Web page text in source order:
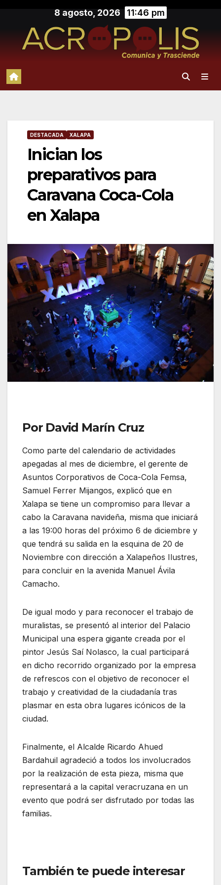
contenido
8 agosto, 2026 11:46 pm
DESTACADA XALAPA
Inician los
preparativos para
Caravana Coca-Cola
en Xalapa
Por David Marín Cruz
Como parte del calendario de actividades
apegadas al mes de diciembre, el gerente de
Asuntos Corporativos de Coca-Cola Femsa,
Samuel Ferrer Mijangos, explicó que en
Xalapa se tiene un compromiso para llevar a
cabo la Caravana navideña, misma que iniciará
a las 19:00 horas del próximo 6 de diciembre y
que tendrá su salida en la esquina de 20 de
Noviembre con dirección a Xalapeños Ilustres,
para concluir en la avenida Manuel Ávila
Camacho.
De igual modo y para reconocer el trabajo de
muralistas, se presentó al interior del Palacio
Municipal una espera gigante creada por el
pintor Jesús Saí Nolasco, la cual participará
en dicho recorrido organizado por la empresa
de refrescos con el objetivo de reconocer el
trabajo y creatividad de la ciudadanía tras
plasmar en esta obra lugares icónicos de la
ciudad.
Finalmente, el Alcalde Ricardo Ahued
Bardahuil agradeció a todos los involucrados
por la realización de esta pieza, misma que
representará a la capital veracruzana en un
evento que podrá ser disfrutado por todas las
familias.
También te puede interesar